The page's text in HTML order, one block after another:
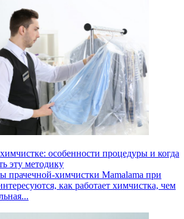
особенности процедуры и когда
эту методику
прачечной-химчистки Mamalama при
как работает химчистка, чем